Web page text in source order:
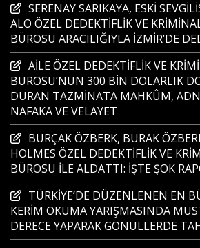
SERENAY SARIKAYA, ESKİ
ALO ÖZEL DEDEKTİFLİK VE
BÜROSU ARACILIĞIYLA İZMİR’DE
AİLE ÖZEL DEDEKTİFLİK VE
BÜROSU’NUN 300 BİN DOLARLIK
DURAN TAZMİNATA MAHKÛM,
NAFAKA VE VELAYET
BURÇAK ÖZBERK, BURAK
HOLMES ÖZEL DEDEKTİFLİK VE
BÜROSU İLE ALDATTI: İŞTE ŞOK
TÜRKİYE’DE DÜZENLENEN EN
KERİM OKUMA YARIŞMASINDA
DERECE YAPARAK GÖNÜLLERDE